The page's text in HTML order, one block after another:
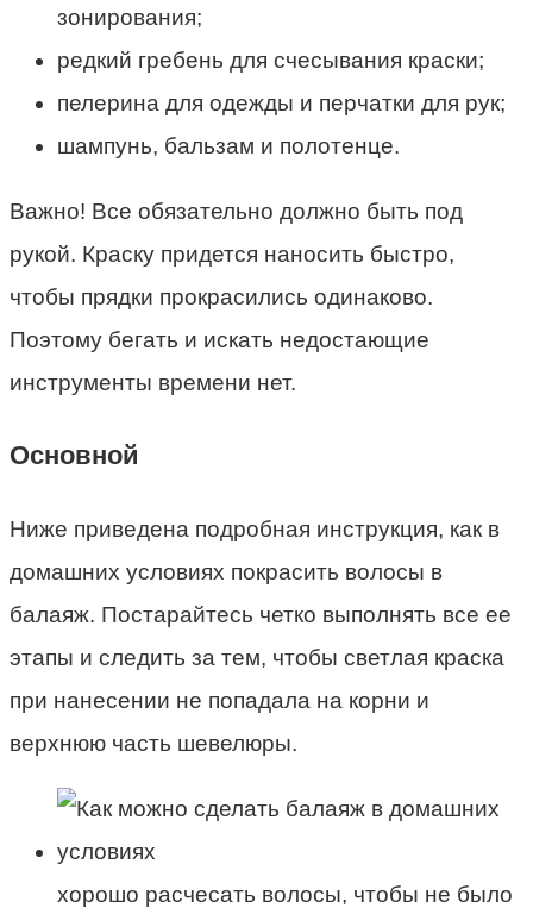
зонирования;
редкий гребень для счесывания краски;
пелерина для одежды и перчатки для рук;
шампунь, бальзам и полотенце.
Важно! Все обязательно должно быть под
рукой. Краску придется наносить быстро,
чтобы прядки прокрасились одинаково.
Поэтому бегать и искать недостающие
инструменты времени нет.
Основной
Ниже приведена подробная инструкция, как в
домашних условиях покрасить волосы в
балаяж. Постарайтесь четко выполнять все ее
этапы и следить за тем, чтобы светлая краска
при нанесении не попадала на корни и
верхнюю часть шевелюры.
хорошо расчесать волосы, чтобы не было